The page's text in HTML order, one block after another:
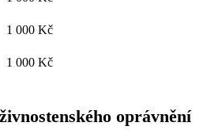
1 000 Kč
1 000 Kč
oprávnění